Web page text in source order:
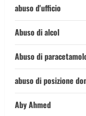
abuso d'ufficio
Abuso di alcol
Abuso di
abuso di posizione
Aby Ahmed